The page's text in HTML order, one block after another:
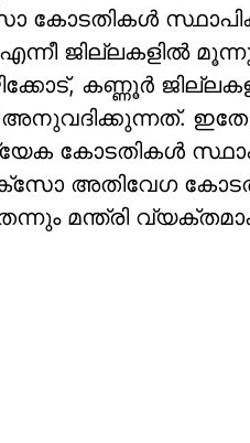
ജില്ലകളില്‍
കണ്ണൂര്‍
അനുവദിക്കുന്നത്.
കോടതികള്‍
അതിവേഗ
മന്ത്രി